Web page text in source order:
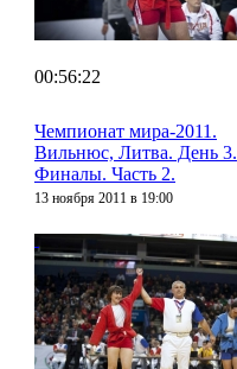
00:56:22
Чемпионат мира-2011.
Вильнюс, Литва. День 3.
Финалы. Часть 2.
13 ноября 2011 в 19:00